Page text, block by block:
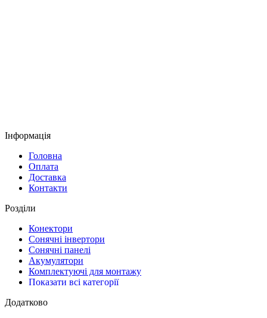
Інформація
Головна
Оплата
Доставка
Контакти
Розділи
Конектори
Сонячні інвертори
Сонячні панелі
Акумулятори
Комплектуючі для монтажу
Показати всі категорії
Додатково